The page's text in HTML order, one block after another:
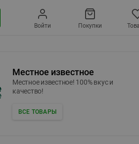
Войти Покупки
Местное известное
Местное известное! 100% вкус и
качество!
ВСЕ ТОВАРЫ